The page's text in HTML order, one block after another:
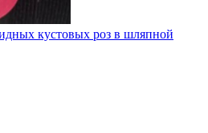
кустовых роз в шляпной